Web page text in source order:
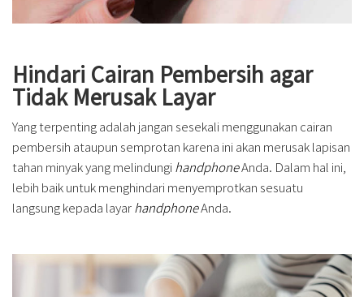
Hindari Cairan Pembersih agar
Tidak Merusak Layar
Yang terpenting adalah jangan sesekali menggunakan cairan
pembersih ataupun semprotan karena ini akan merusak lapisan
tahan minyak yang melindungi handphoneAnda. Dalam hal ini,
lebih baik untuk menghindari menyemprotkan sesuatu
langsung kepada layarhandphoneAnda.